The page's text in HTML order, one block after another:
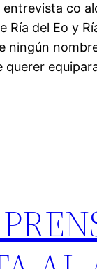
co
Ría del Eo y
ningún
querer